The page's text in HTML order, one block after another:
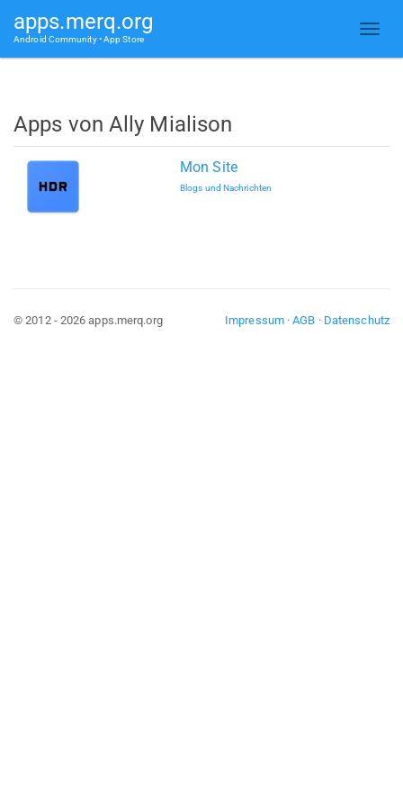
apps.merq.org
Android Community • App Store
Apps von Ally Mialison
Mon Site
Blogs und Nachrichten
Impressum·AGB · Datenschutz
© 2012 - 2026 apps.merq.org